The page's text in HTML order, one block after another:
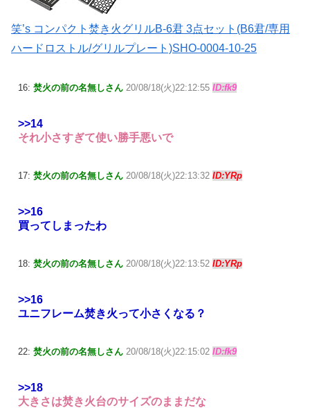
笑’s コンパクト焚き火グリルB-6君 3点セット(B6君/専用
ハードロストル/グリルプレート)SHO-0004-10-25
16: 焚火の前の名無しさん 20/08/18(火)22:12:55 ID:fk9
>>14
それ小さすぎて使い勝手悪いで
17: 焚火の前の名無しさん 20/08/18(火)22:13:32 ID:YRp
>>16
買ってしまったわ
18: 焚火の前の名無しさん 20/08/18(火)22:13:52 ID:YRp
>>16
ユニフレーム焚き火って小さくなる？
22: 焚火の前の名無しさん 20/08/18(火)22:15:02 ID:fk9
>>18
大きさは焚き火台のサイズのままだな